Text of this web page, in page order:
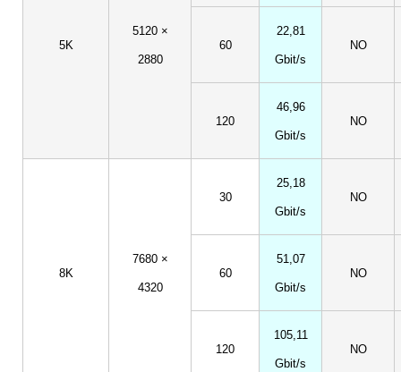
5K
5120 ×
2880
60
22,81
Gbit/s
NO
120
46,96
Gbit/s
NO
8K
7680 ×
4320
30
25,18
Gbit/s
NO
60
51,07
Gbit/s
NO
120
105,11
Gbit/s
NO